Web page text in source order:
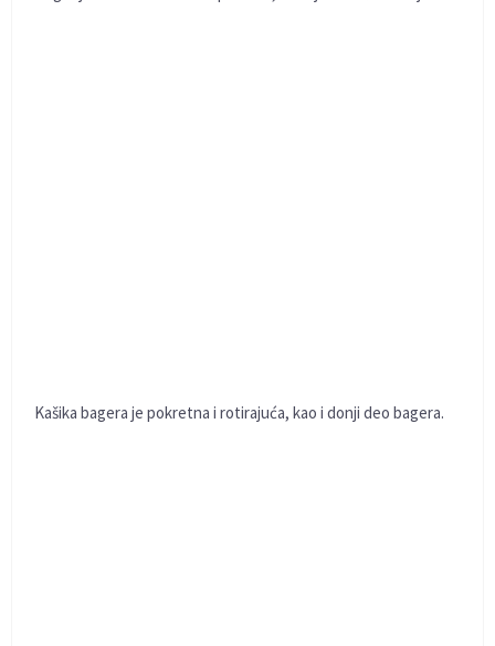
Kašika bagera je pokretna i rotirajuća, kao i donji deo bagera.